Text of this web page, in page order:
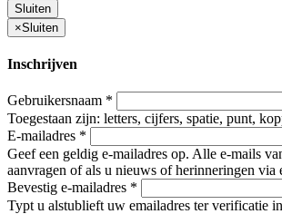
Sluiten
×Sluiten
Inschrijven
Gebruikersnaam *
Toegestaan zijn: letters, cijfers, spatie, punt,
E-mailadres *
Geef een geldig e-mailadres op. Alle e-mails
aanvragen of als u nieuws of herinneringen
Bevestig e-mailadres *
Typt u alstublieft uw emailadres ter verificatie